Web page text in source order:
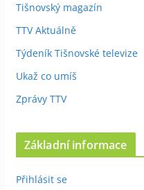
Tišnovský magazín
TTV Aktuálně
Týdeník Tišnovské televize
Ukaž co umíš
Zprávy TTV
Základní informace
Přihlásit se